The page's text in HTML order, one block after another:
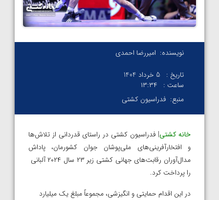
نویسنده: امیررضا احمدی
تاریخ :
5 خرداد 1404
ساعت :
۱۳:۳۴
منبع: فدراسیون کشتی
خانه کشتی| فدراسیون کشتی در راستای قدردانی از تلاش‌ها
و افتخارآفرینی‌های ملی‌پوشان جوان کشورمان، پاداش
مدال‌آوران رقابت‌های جهانی کشتی زیر ۲۳ سال ۲۰۲۴ آلبانی
را پرداخت کرد.
در این اقدام حمایتی و انگیزشی، مجموعاً مبلغ یک میلیارد